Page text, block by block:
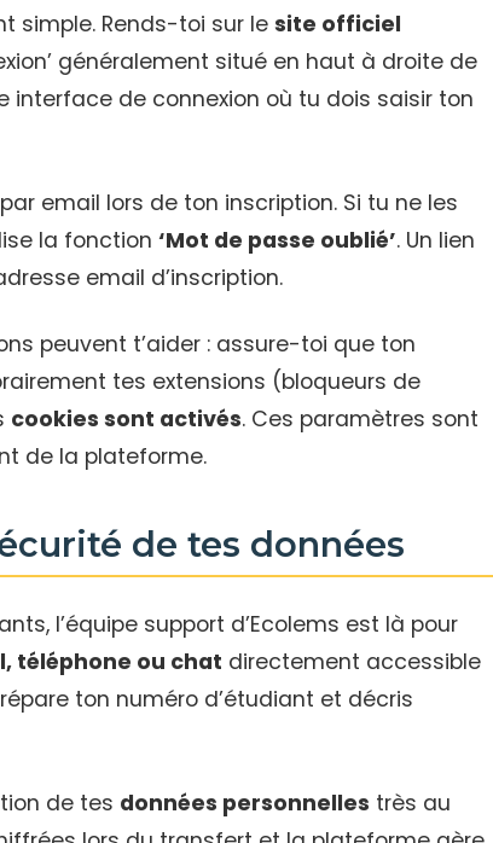
simple. Rends-toi sur lesite officiel
généralement situé en haut à droite de
interface de connexion où tu dois saisir ton
email lors de ton inscription. Si tu ne les
la fonction‘Mot de passe oublié’. Un lien
email d’inscription.
peuvent t’aider : assure-toi que ton
tes extensions (bloqueurs de
cookies sont activés. Ces paramètres sont
de la plateforme.
de tes données
l’équipe support d’Ecolems est là pour
téléphone ou chat directement accessible
ton numéro d’étudiant et décris
de tes données personnelles très au